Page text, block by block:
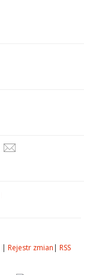
| Rejestr zmian | RSS